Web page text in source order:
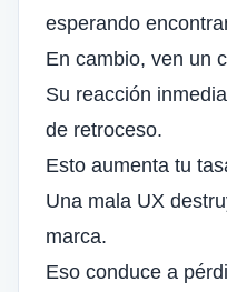
esperando
En cambio, ven un
Su reacción
de retroceso.
Esto aumenta tu
Una mala UX
marca.
Eso conduce a